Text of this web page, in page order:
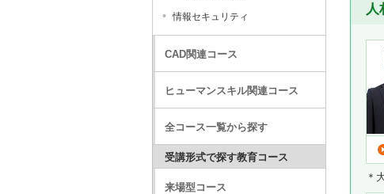
＊
情報セキュリティ
CAD関連コース
ヒューマンスキル関連コース
全コース一覧から探す
受講形式で探す教育コース
来場型コース